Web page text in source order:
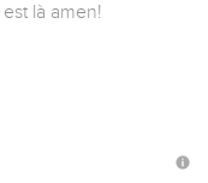
là amen!